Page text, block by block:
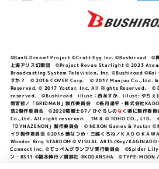
©BanG Dream! Project ©Craft Egg Inc. ©Bushiroad ©異
上海アリス幻樂団 ©Project Revue Starlight © 2023
Broadcasting System Television, Inc. ©Bushiroad ©Koi・
すか？ © 2016 COVER Corp. © 2017 Manjuu Co.,Ltd.
Reserved. © 2017 Yostar, Inc. All Rights Reserved. ©
reserved. ©Bushiroad illust：西あすか illust: やちぇ
雨宮哲／「GRIDMAN」製作委員会 ©長月達平・株式会社
活2製作委員会 ©2020竜騎士07／ひぐらしのなく頃に製作
Co.,Ltd. All right reserved. TM & © TOHO CO., LTD. ©円
「DYNAZENON」製作委員会 © NEXON Games & Yostar ©
イク製作委員会 ©2016 暁なつめ・三嶋くろね／ＫＡＤＯＫＡ
Wonder Ring STARDOM © VISUAL ARTS/Key/KAGINADO
Connect Inc. ©てっぺんグランプリ実行委員会 ©Spider Lily
ン・BS11 ©福本伸行／講談社 ®KODANSHA ©TYPE-MOON